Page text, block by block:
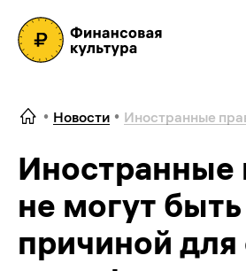
Новости Иностранные
Иностранные
не могут быть
причиной для